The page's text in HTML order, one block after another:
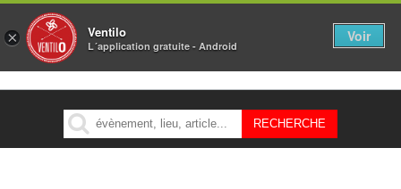
MENU
× Ventilo
L´application gratuite - Android
Voir